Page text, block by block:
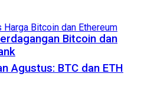
Agustus: BTC dan ETH
Bitcoin dan